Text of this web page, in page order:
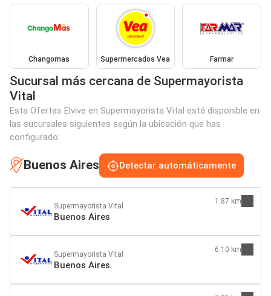
Changomas Supermercados Vea Farmar
Sucursal más cercana de Supermayorista
Vital
Esta Ofertas Elvive en Supermayorista Vital está disponible en
las sucursales siguientes según la ubicación que has
configurado:
Buenos Aires Detectar automáticamente
Supermayorista Vital
Buenos Aires
1.87 km
Supermayorista Vital
Buenos Aires
6.10 km